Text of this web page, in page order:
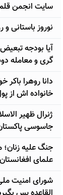
سایت انجمن
نوروز باستانی
آيا بودجه
گری و معامله
دانا روهرا
خانواده اش از
ژنرال ظھیر
جاسوسی
جنگ علیه
علمای افغانستان
شورای امنیت